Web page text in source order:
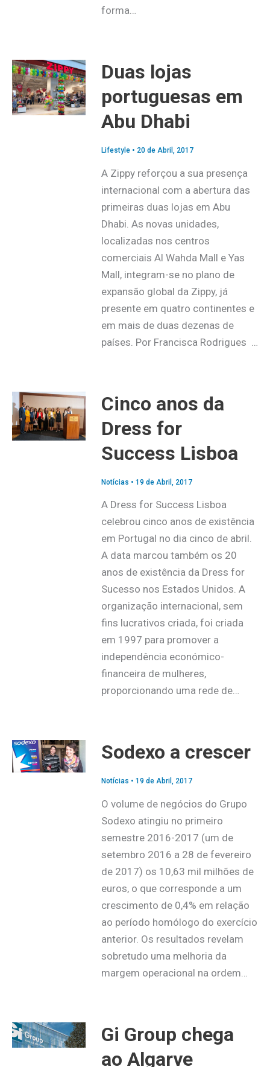
forma…
Duas lojas
portuguesas em
Abu Dhabi
Lifestyle• 20 de Abril, 2017
A Zippy reforçou a sua presença
internacional com a abertura das
primeiras duas lojas em Abu
Dhabi. As novas unidades,
localizadas nos centros
comerciais Al Wahda Mall e Yas
Mall, integram-se no plano de
expansão global da Zippy, já
presente em quatro continentes e
em mais de duas dezenas de
países. Por Francisca Rodrigues …
Cinco anos da
Dress for
Success Lisboa
Notícias • 19 de Abril, 2017
A Dress for Success Lisboa
celebrou cinco anos de existência
em Portugal no dia cinco de abril.
A data marcou também os 20
anos de existência da Dress for
Sucesso nos Estados Unidos. A
organização internacional, sem
fins lucrativos criada, foi criada
em 1997 para promover a
independência económico-
financeira de mulheres,
proporcionando uma rede de…
Sodexo a crescer
Notícias • 19 de Abril, 2017
O volume de negócios do Grupo
Sodexo atingiu no primeiro
semestre 2016-2017 (um de
setembro 2016 a 28 de fevereiro
de 2017) os 10,63 mil milhões de
euros, o que corresponde a um
crescimento de 0,4% em relação
ao período homólogo do exercício
anterior. Os resultados revelam
sobretudo uma melhoria da
margem operacional na ordem…
Gi Group chega
ao Algarve